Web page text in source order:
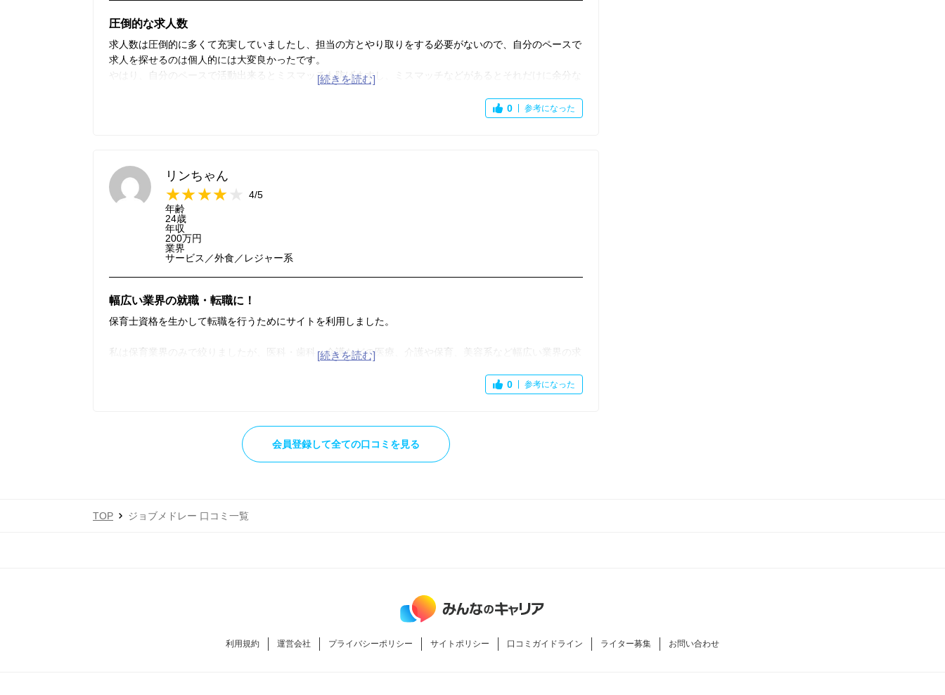
圧倒的な求人数
求人数は圧倒的に多くて充実していましたし、担当の方とやり取りをする必要がないので、自分のペースで
求人を探せるのは個人的には大変良かったです。
やはり、自分のペースで活動出来るとミスマッチも防げますし、ミスマッチなどがあるとそれだけに余分な
また、自分で探す以外にもスカウト機能がありますし、スカウトが届くとサイトで直接やり取りが出来るの
0 参考になった
リンちゃん
4/5
年齢
24歳
年収
200万円
業界
サービス／外食／レジャー系
幅広い業界の就職・転職に！
保育士資格を生かして転職を行うためにサイトを利用しました。
私は保育業界のみで絞りましたが、医科・歯科・介護などの医療、介護や保育、美容系など幅広い業界の求
他サイトよりも、応募条件や仕事内容、休暇などの記載方法が分かりやすく、条件を読む際に内容が入って
募集を休止している事業所についても、問い合わせをする事で空き枠の有無を確認していただけるのも心強
実際にサイトを通じて今の職場を見つけることができ、毎日楽しく働くことができています。
0 参考になった
会員登録して全ての口コミを見る
TOP ジョブメドレー 口コミ一覧
利用規約 運営会社 プライバシーポリシー サイトポリシー 口コミガイドライン ライター募集 お問い合わせ